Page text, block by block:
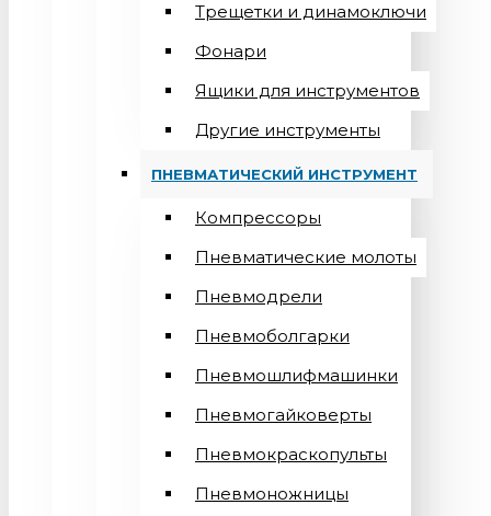
Трещетки и динамоключи
Фонари
Ящики для инструментов
Другие инструменты
ПНЕВМАТИЧЕСКИЙ ИНСТРУМЕНТ
Компрессоры
Пневматические молоты
Пневмодрели
Пневмоболгарки
Пневмошлифмашинки
Пневмогайковерты
Пневмокраскопульты
Пневмоножницы